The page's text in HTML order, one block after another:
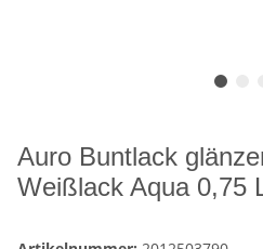
Auro Buntlack
Weißlack Aqua 0,75